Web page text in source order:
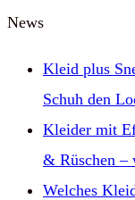
News
Kleid plus
Schuh den
Kleider mit
& Rüschen –
Welches